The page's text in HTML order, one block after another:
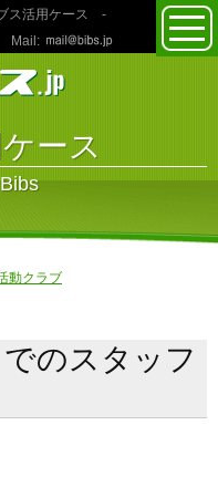
ス活用ケース -
Mail:
ース
動クラブ
のスタッフ